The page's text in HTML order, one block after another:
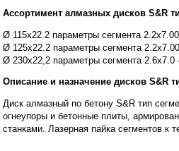
Ассортимент алмазных дисков S&R
Ø 115х22.2 параметры сегмента
Ø 125х22.2 параметры сегмента
Ø 230х22,2 параметры сегмента 2.6х7.0
Описание и назначение дисков S&R
Диск алмазный по бетону S&R тип
огнеупоры и бетонные плиты,
станками. Лазерная пайка сегментов к